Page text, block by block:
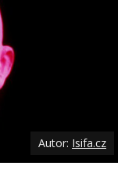
o
Autor: Isifa.cz